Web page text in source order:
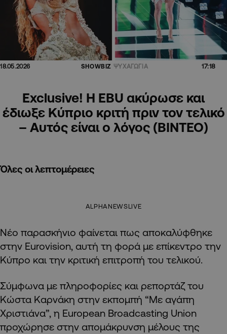
18.05.2026 SHOWBIZ ΨΥΧΑΓΩΓΙΑ 17:18
Εxclusive! Η ΕΒU ακύρωσε και
έδιωξε Κύπριο κριτή πριν τον τελικό
– Αυτός είναι ο λόγος (ΒΙΝΤΕΟ)
Όλες οι λεπτομέρειες
ALPHANEWSLIVE
Νέο παρασκήνιο φαίνεται πως αποκαλύφθηκε
στην Eurovision, αυτή τη φορά με επίκεντρο την
Κύπρο και την κριτική επιτροπή του τελικού.
Σύμφωνα με πληροφορίες και ρεπορτάζ του
Κώστα Καρνάκη στην εκπομπή “Με αγάπη
Χριστιάνα”, η European Broadcasting Union
προχώρησε στην απομάκρυνση μέλους της